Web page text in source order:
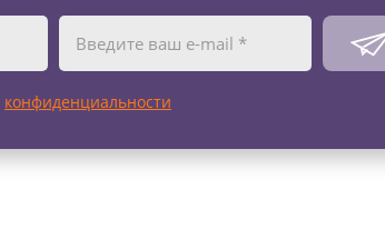
конфиденциальности